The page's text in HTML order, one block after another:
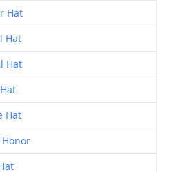
Hat
Hat
Hat
Hat